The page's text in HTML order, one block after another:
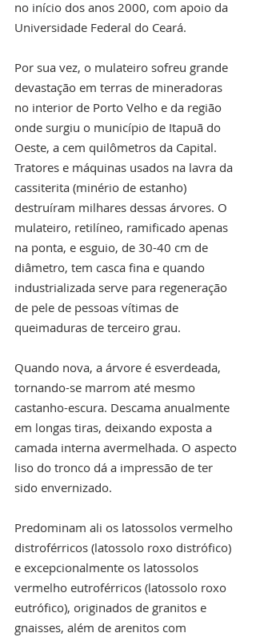
no início dos anos 2000, com apoio da
Universidade Federal do Ceará.
Por sua vez, o mulateiro sofreu grande
devastação em terras de mineradoras
no interior de Porto Velho e da região
onde surgiu o município de Itapuã do
Oeste, a cem quilômetros da Capital.
Tratores e máquinas usados na lavra da
cassiterita (minério de estanho)
destruíram milhares dessas árvores. O
mulateiro, retilíneo, ramificado apenas
na ponta, e esguio, de 30-40 cm de
diâmetro, tem casca fina e quando
industrializada serve para regeneração
de pele de pessoas vítimas de
queimaduras de terceiro grau.
Quando nova, a árvore é esverdeada,
tornando-se marrom até mesmo
castanho-escura. Descama anualmente
em longas tiras, deixando exposta a
camada interna avermelhada. O aspecto
liso do tronco dá a impressão de ter
sido envernizado.
Predominam ali os latossolos vermelho
distroférricos (latossolo roxo distrófico)
e excepcionalmente os latossolos
vermelho eutroférricos (latossolo roxo
eutrófico), originados de granitos e
gnaisses, além de arenitos com